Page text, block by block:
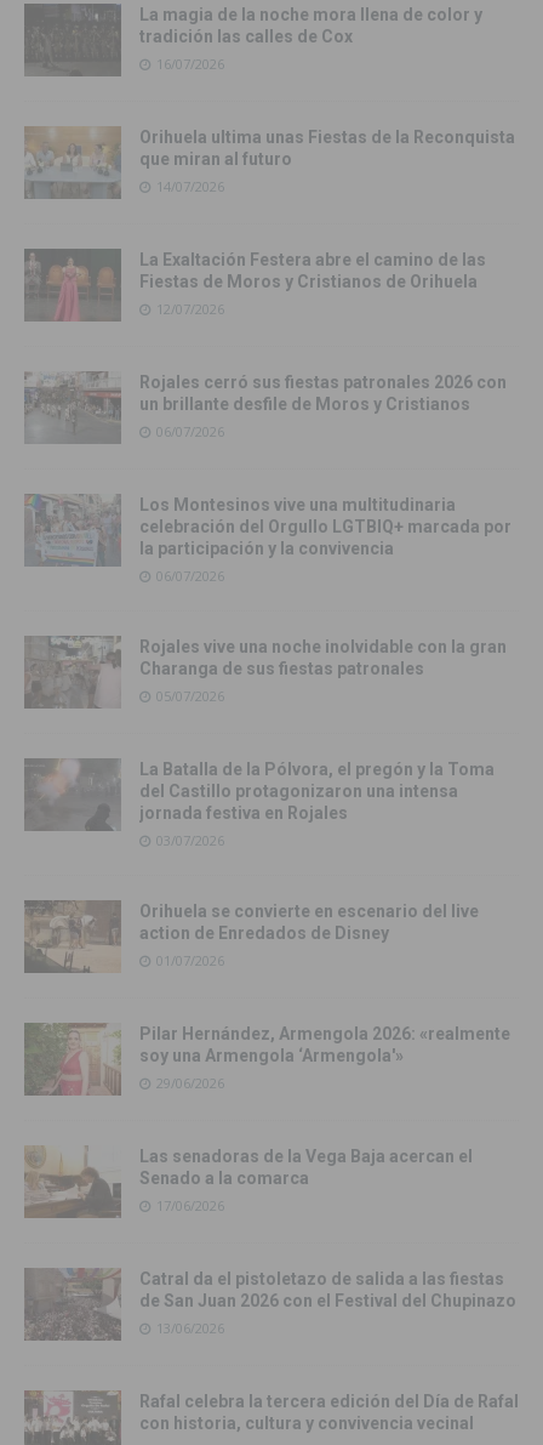
La magia de la noche mora llena de color y
tradición las calles de Cox
16/07/2026
Orihuela ultima unas Fiestas de la Reconquista
que miran al futuro
14/07/2026
La Exaltación Festera abre el camino de las
Fiestas de Moros y Cristianos de Orihuela
12/07/2026
Rojales cerró sus fiestas patronales 2026 con
un brillante desfile de Moros y Cristianos
06/07/2026
Los Montesinos vive una multitudinaria
celebración del Orgullo LGTBIQ+ marcada por
la participación y la convivencia
06/07/2026
Rojales vive una noche inolvidable con la gran
Charanga de sus fiestas patronales
05/07/2026
La Batalla de la Pólvora, el pregón y la Toma
del Castillo protagonizaron una intensa
jornada festiva en Rojales
03/07/2026
Orihuela se convierte en escenario del live
action de Enredados de Disney
01/07/2026
Pilar Hernández, Armengola 2026: «realmente
soy una Armengola ‘Armengola'»
29/06/2026
Las senadoras de la Vega Baja acercan el
Senado a la comarca
17/06/2026
Catral da el pistoletazo de salida a las fiestas
de San Juan 2026 con el Festival del Chupinazo
13/06/2026
Rafal celebra la tercera edición del Día de Rafal
con historia, cultura y convivencia vecinal